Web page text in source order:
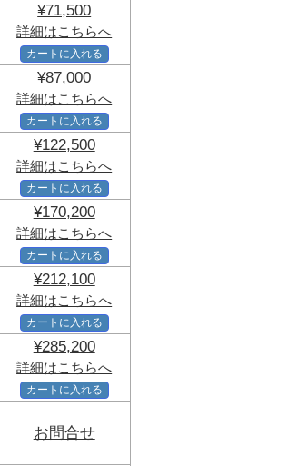
¥71,500
詳細はこちらへ
カートに入れる
¥87,000
詳細はこちらへ
カートに入れる
¥122,500
詳細はこちらへ
カートに入れる
¥170,200
詳細はこちらへ
カートに入れる
¥212,100
詳細はこちらへ
カートに入れる
¥285,200
詳細はこちらへ
カートに入れる
お問合せ